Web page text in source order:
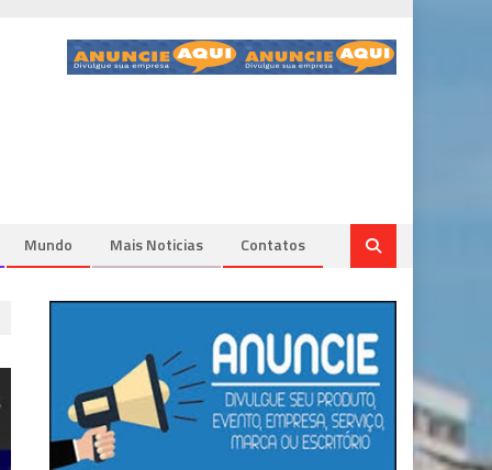
Mundo Mais Noticias Contatos